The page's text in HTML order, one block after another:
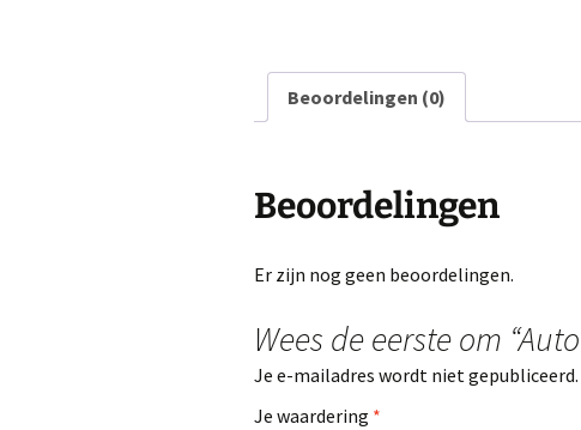
Tafels
Beoordelingen (0)
Beoordelingen
Er zijn nog geen beoordelingen.
Wees de eerste om
Je e-mailadres wordt niet gepubliceerd.
Je waardering *